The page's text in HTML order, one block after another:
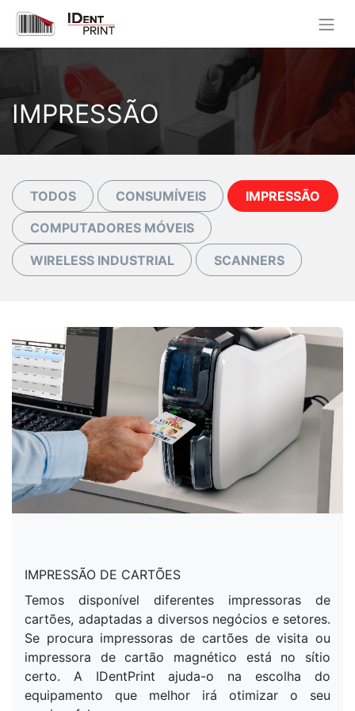
IMPRESSÃO
TODOS CONSUMÍVEIS IMPRESSÃO
COMPUTADORES MÓVEIS
WIRELESS INDUSTRIAL SCANNERS
IMPRESSÃO DE CARTÕES
Temos disponível diferentes impressoras de
cartões, adaptadas a diversos negócios e setores.
Se procura impressoras de cartões de visita ou
impressora de cartão magnético está no sítio
certo. A IDentPrint ajuda-o na escolha do
equipamento que melhor irá otimizar o seu